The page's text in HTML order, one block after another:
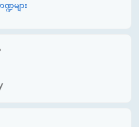
ဍများ